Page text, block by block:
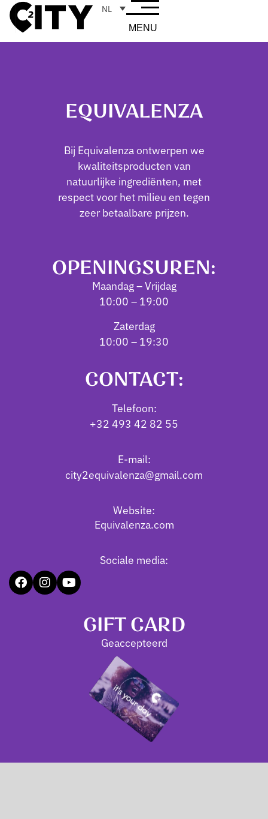
NL
MENU
EQUIVALENZA
Bij Equivalenza ontwerpen we
kwaliteitsproducten van
natuurlijke ingrediënten, met
respect voor het milieu en tegen
zeer betaalbare prijzen.
OPENINGSUREN:
Maandag – Vrijdag
10:00 – 19:00
Zaterdag
10:00 – 19:30
CONTACT:
Telefoon:
+32 493 42 82 55
E-mail:
city2equivalenza@gmail.com
Website:
Equivalenza.com
Sociale media:
GIFT CARD
Geaccepteerd